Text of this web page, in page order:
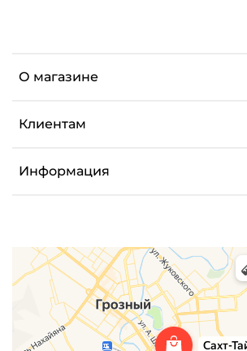
О магазине
Клиентам
Информация